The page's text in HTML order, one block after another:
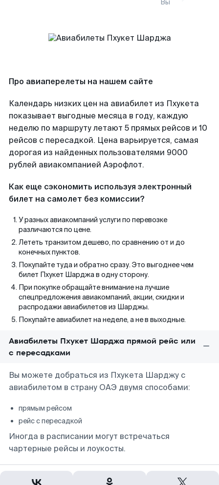
Вы
Про авиаперелеты на нашем сайте
Календарь низких цен на авиабилет из Пхукета
показывает выгодные месяца в году, каждую
неделю по маршруту летают 5 прямых рейсов и 10
рейсов с пересадкой. Цена варьируется, самая
дорогая из найденных пользователями 9000
рублей авиакомпанией Аэрофлот.
Как еще сэкономить используя электронный
билет на самолет без комиссии?
У разных авиакомпаний услуги по перевозке
различаются по цене.
Лететь транзитом дешево, по сравнению от и до
конечных пунктов.
Покупайте туда и обратно сразу. Это выгоднее чем
билет Пхукет Шарджа в одну сторону.
При покупке обращайте внимание на лучшие
спецпредложения авиакомпаний, акции, скидки и
распродажи авиабилетов из Шарджы.
Покупайте авиабилет на неделе, а не в выходные.
Авиабилеты Пхукет Шарджа прямой рейс или
с пересадками
Вы можете добраться из Пхукета Шарджу с
авиабилетом в страну ОАЭ двумя способами:
прямым рейсом
рейс с пересадкой
Иногда в расписании могут встречаться
чартерные рейсы и лоукосты.